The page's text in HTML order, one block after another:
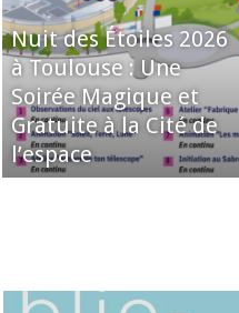
Nuit des Étoiles 2026
à Toulouse : Une
Soirée Magique et
Gratuite à la Cité de
l’espace